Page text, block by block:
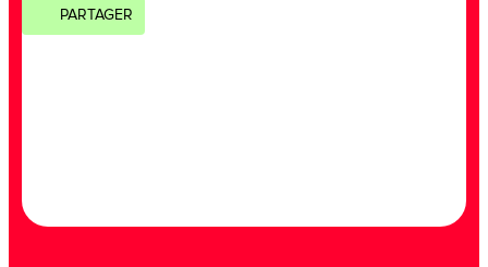
PARTAGER